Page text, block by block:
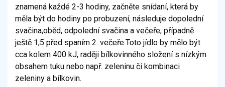
znamená každé 2-3 hodiny, začněte snídaní, která by
měla být do hodiny po probuzení, následuje dopolední
svačina,oběd, odpolední svačina a večeře, případně
ještě 1,5 před spaním 2. večeře.Toto jídlo by mělo být
cca kolem 400 kJ, raději bílkovinného složení s nízkým
obsahem tuku nebo např. zeleninu či kombinaci
zeleniny a bílkovin.